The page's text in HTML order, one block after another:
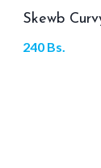
Skewb
240 Bs.